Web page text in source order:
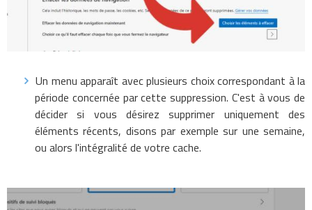
Un menu apparaît avec plusieurs choix correspondant à la
période concernée par cette suppression. C'est à vous de
décider si vous désirez supprimer uniquement des
éléments récents, disons par exemple sur une semaine,
ou alors l'intégralité de votre cache.